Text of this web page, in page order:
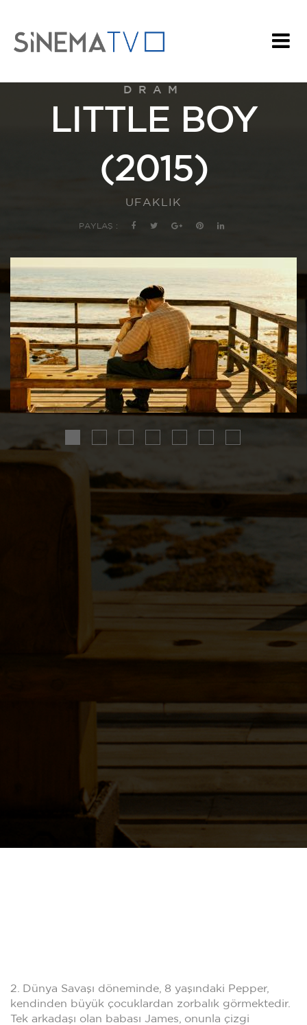
DRAM
LITTLE BOY
(2015)
UFAKLIK
PAYLAŞ :
2. Dünya Savaşı döneminde, 8 yaşındaki Pepper,
kendinden büyük çocuklardan zorbalık görmektedir.
Tek arkadaşı olan babası James, onunla çizgi